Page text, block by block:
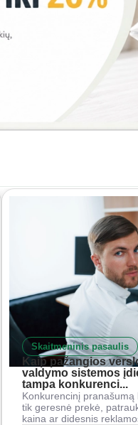
Skaitmeninis pasaulis
Kaip pažangios
valdymo sistemos
tampa konkurenci...
Konkurencinį pranašumą
tik geresnė prekė,
kaina ar didesnis